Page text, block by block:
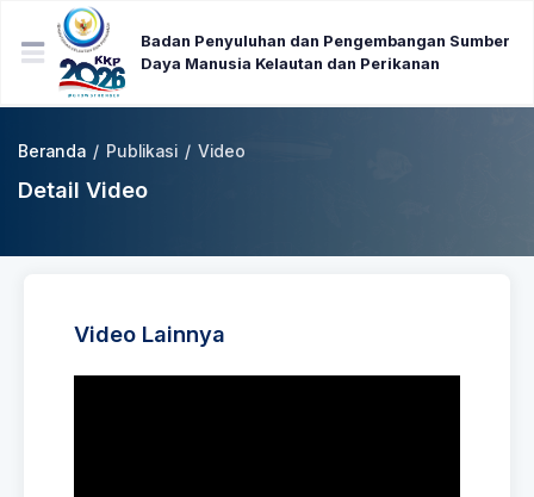
Badan Penyuluhan dan Pengembangan Sumber
Daya Manusia Kelautan dan Perikanan
Beranda / Publikasi / Video
Detail Video
Video Lainnya